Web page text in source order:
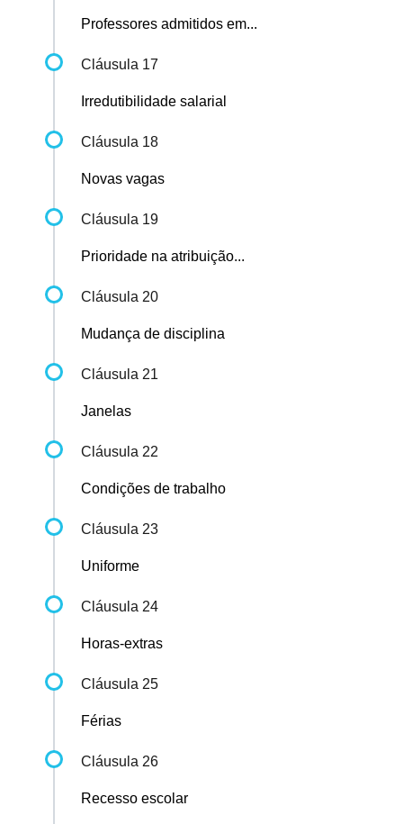
Professores admitidos em...
Cláusula 17
Irredutibilidade salarial
Cláusula 18
Novas vagas
Cláusula 19
Prioridade na atribuição...
Cláusula 20
Mudança de disciplina
Cláusula 21
Janelas
Cláusula 22
Condições de trabalho
Cláusula 23
Uniforme
Cláusula 24
Horas-extras
Cláusula 25
Férias
Cláusula 26
Recesso escolar